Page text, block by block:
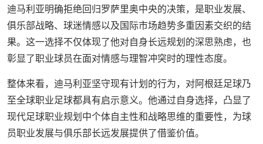
迪马利亚明确拒绝回归罗萨里奥中央的决策，是职业发展、
俱乐部战略、球迷情感以及国际市场趋势多重因素交织的结
果。这一选择不仅体现了他对自身长远规划的深思熟虑，也
彰显了职业球员在面对情感与理智冲突时的理性态度。
整体来看，迪马利亚坚守现有计划的行为，对阿根廷足球乃
至全球职业足球都具有启示意义。他通过自身选择，凸显了
现代足球职业规划中个体自主性和战略思维的重要性，为球
员职业发展与俱乐部长远发展提供了借鉴价值。